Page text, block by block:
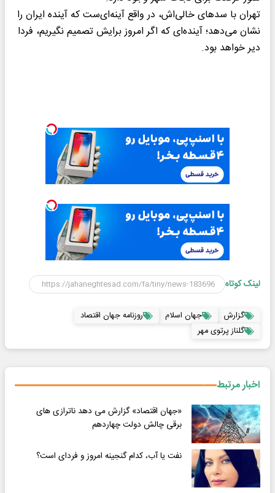
تهران با سدهای خالی‌اش، در واقع آینه‌ای‌ست که آینده ایران را
نشان می‌دهد؛ آینده‌ای که اگر امروز برایش تصمیم نگیریم، فردا
دیر خواهد بود.
لینک کوتاه
گزارش جهان اسلام
روزنامه جهان اقتصاد
گلناز پرتوی مهر
اخبار مرتبط
«جهان اقتصاد» گزارش می دهد ناترازی های
برقی چالش دولت چهاردهم
نفت یا آب، کدام گنجینه امروز و فردای است؟